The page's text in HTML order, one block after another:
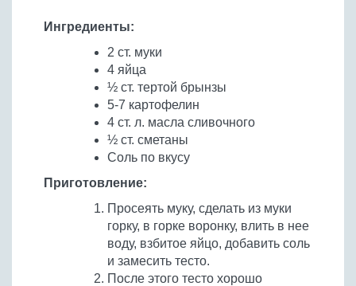
Ингредиенты:
2 ст. муки
4 яйца
½ ст. тертой брынзы
5-7 картофелин
4 ст. л. масла сливочного
½ ст. сметаны
Соль по вкусу
Приготовление:
Просеять муку, сделать из муки
горку, в горке воронку, влить в нее
воду, взбитое яйцо, добавить соль
и замесить тесто.
После этого тесто хорошо